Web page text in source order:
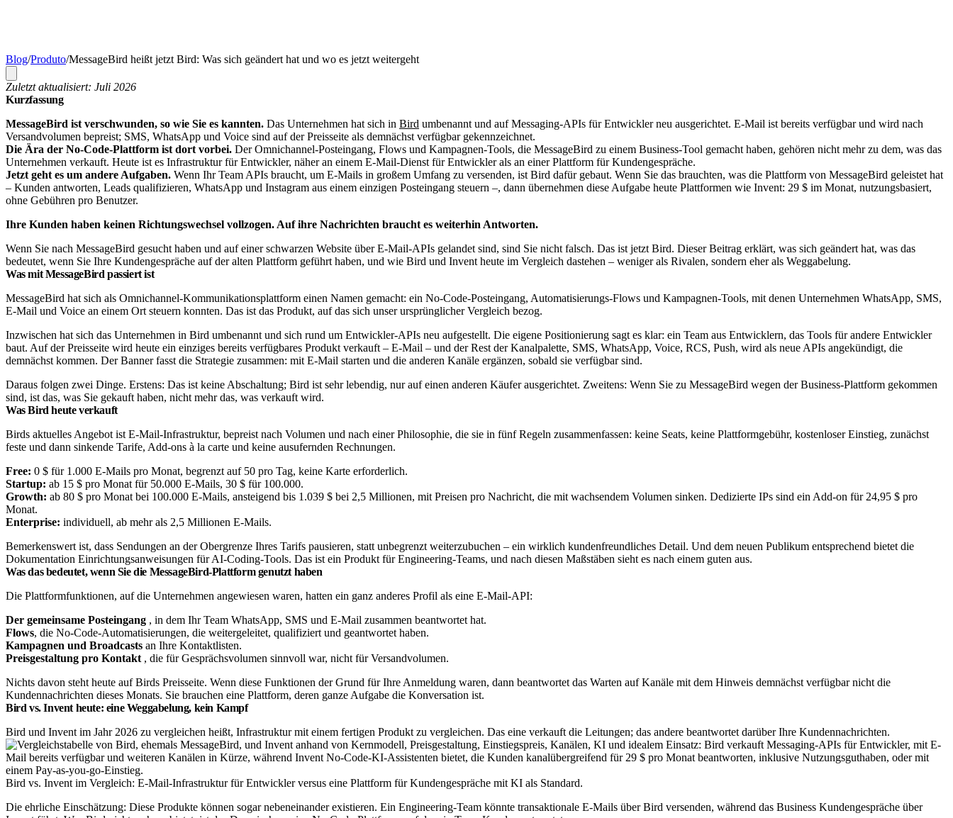
Blog/Produto/MessageBird heißt jetzt Bird: Was sich geändert hat und wo es jetzt weitergeht
Zuletzt aktualisiert: Juli 2026
Kurzfassung
MessageBird ist verschwunden, so wie Sie es kannten. Das Unternehmen hat sich in Bird umbenannt und auf Messaging-APIs für Entwickler neu ausgerichtet. E-Mail ist bereits verfügbar und wird nach
Versandvolumen bepreist; SMS, WhatsApp und Voice sind auf der Preisseite als demnächst verfügbar gekennzeichnet.
Die Ära der No-Code-Plattform ist dort vorbei. Der Omnichannel-Posteingang, Flows und Kampagnen-Tools, die MessageBird zu einem Business-Tool gemacht haben, gehören nicht mehr zu dem, was das
Unternehmen verkauft. Heute ist es Infrastruktur für Entwickler, näher an einem E-Mail-Dienst für Entwickler als an einer Plattform für Kundengespräche.
Jetzt geht es um andere Aufgaben. Wenn Ihr Team APIs braucht, um E-Mails in großem Umfang zu versenden, ist Bird dafür gebaut. Wenn Sie das brauchten, was die Plattform von MessageBird geleistet hat
– Kunden antworten, Leads qualifizieren, WhatsApp und Instagram aus einem einzigen Posteingang steuern –, dann übernehmen diese Aufgabe heute Plattformen wie Invent: 29 $ im Monat, nutzungsbasiert,
ohne Gebühren pro Benutzer.
Ihre Kunden haben keinen Richtungswechsel vollzogen. Auf ihre Nachrichten braucht es weiterhin Antworten.
Wenn Sie nach MessageBird gesucht haben und auf einer schwarzen Website über E-Mail-APIs gelandet sind, sind Sie nicht falsch. Das ist jetzt Bird. Dieser Beitrag erklärt, was sich geändert hat, was das
bedeutet, wenn Sie Ihre Kundengespräche auf der alten Plattform geführt haben, und wie Bird und Invent heute im Vergleich dastehen – weniger als Rivalen, sondern eher als Weggabelung.
Was mit MessageBird passiert ist
MessageBird hat sich als Omnichannel-Kommunikationsplattform einen Namen gemacht: ein No-Code-Posteingang, Automatisierungs-Flows und Kampagnen-Tools, mit denen Unternehmen WhatsApp, SMS,
E-Mail und Voice an einem Ort steuern konnten. Das ist das Produkt, auf das sich unser ursprünglicher Vergleich bezog.
Inzwischen hat sich das Unternehmen in Bird umbenannt und sich rund um Entwickler-APIs neu aufgestellt. Die eigene Positionierung sagt es klar: ein Team aus Entwicklern, das Tools für andere Entwickler
baut. Auf der Preisseite wird heute ein einziges bereits verfügbares Produkt verkauft – E-Mail – und der Rest der Kanalpalette, SMS, WhatsApp, Voice, RCS, Push, wird als neue APIs angekündigt, die
demnächst kommen. Der Banner fasst die Strategie zusammen: mit E-Mail starten und die anderen Kanäle ergänzen, sobald sie verfügbar sind.
Daraus folgen zwei Dinge. Erstens: Das ist keine Abschaltung; Bird ist sehr lebendig, nur auf einen anderen Käufer ausgerichtet. Zweitens: Wenn Sie zu MessageBird wegen der Business-Plattform gekommen
sind, ist das, was Sie gekauft haben, nicht mehr das, was verkauft wird.
Was Bird heute verkauft
Birds aktuelles Angebot ist E-Mail-Infrastruktur, bepreist nach Volumen und nach einer Philosophie, die sie in fünf Regeln zusammenfassen: keine Seats, keine Plattformgebühr, kostenloser Einstieg, zunächst
feste und dann sinkende Tarife, Add-ons à la carte und keine ausufernden Rechnungen.
Free: 0 $ für 1.000 E-Mails pro Monat, begrenzt auf 50 pro Tag, keine Karte erforderlich.
Startup: ab 15 $ pro Monat für 50.000 E-Mails, 30 $ für 100.000.
Growth: ab 80 $ pro Monat bei 100.000 E-Mails, ansteigend bis 1.039 $ bei 2,5 Millionen, mit Preisen pro Nachricht, die mit wachsendem Volumen sinken. Dedizierte IPs sind ein Add-on für 24,95 $ pro
Monat.
Enterprise: individuell, ab mehr als 2,5 Millionen E-Mails.
Bemerkenswert ist, dass Sendungen an der Obergrenze Ihres Tarifs pausieren, statt unbegrenzt weiterzubuchen – ein wirklich kundenfreundliches Detail. Und dem neuen Publikum entsprechend bietet die
Dokumentation Einrichtungsanweisungen für AI-Coding-Tools. Das ist ein Produkt für Engineering-Teams, und nach diesen Maßstäben sieht es nach einem guten aus.
Was das bedeutet, wenn Sie die MessageBird-Plattform genutzt haben
Die Plattformfunktionen, auf die Unternehmen angewiesen waren, hatten ein ganz anderes Profil als eine E-Mail-API:
Der gemeinsame Posteingang , in dem Ihr Team WhatsApp, SMS und E-Mail zusammen beantwortet hat.
Flows, die No-Code-Automatisierungen, die weitergeleitet, qualifiziert und geantwortet haben.
Kampagnen und Broadcasts an Ihre Kontaktlisten.
Preisgestaltung pro Kontakt , die für Gesprächsvolumen sinnvoll war, nicht für Versandvolumen.
Nichts davon steht heute auf Birds Preisseite. Wenn diese Funktionen der Grund für Ihre Anmeldung waren, dann beantwortet das Warten auf Kanäle mit dem Hinweis demnächst verfügbar nicht die
Kundennachrichten dieses Monats. Sie brauchen eine Plattform, deren ganze Aufgabe die Konversation ist.
Bird vs. Invent heute: eine Weggabelung, kein Kampf
Bird und Invent im Jahr 2026 zu vergleichen heißt, Infrastruktur mit einem fertigen Produkt zu vergleichen. Das eine verkauft die Leitungen; das andere beantwortet darüber Ihre Kundennachrichten.
Bird vs. Invent im Vergleich: E-Mail-Infrastruktur für Entwickler versus eine Plattform für Kundengespräche mit KI als Standard.
Die ehrliche Einschätzung: Diese Produkte können sogar nebeneinander existieren. Ein Engineering-Team könnte transaktionale E-Mails über Bird versenden, während das Business Kundengespräche über